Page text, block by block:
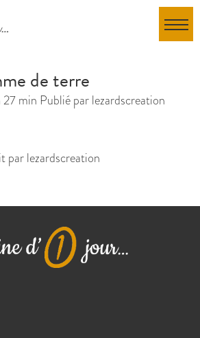
de terre
27 min Publié parlezardscreation
par lezardscreation